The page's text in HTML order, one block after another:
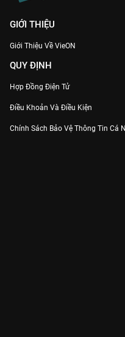
GIỚI THIỆU
Giới Thiệu Về VieON
QUY ĐỊNH
Hợp Đồng Điện Tử
Điều Khoản Và Điều Kiện
Chính Sách Bảo Vệ Thông Tin Cá